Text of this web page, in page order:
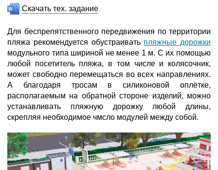
Скачать тех. задание
Для беспрепятственного передвижения по территории
пляжа рекомендуется обустраивать пляжные дорожки
модульного типа шириной не менее 1 м. С их помощью
любой посетитель пляжа, в том числе и колясочник,
может свободно перемещаться во всех направлениях.
А благодаря тросам в силиконовой оплётке,
располагаемым на обратной стороне изделий, можно
устанавливать пляжную дорожку любой длины,
скрепляя необходимое чмсло модулей между собой.